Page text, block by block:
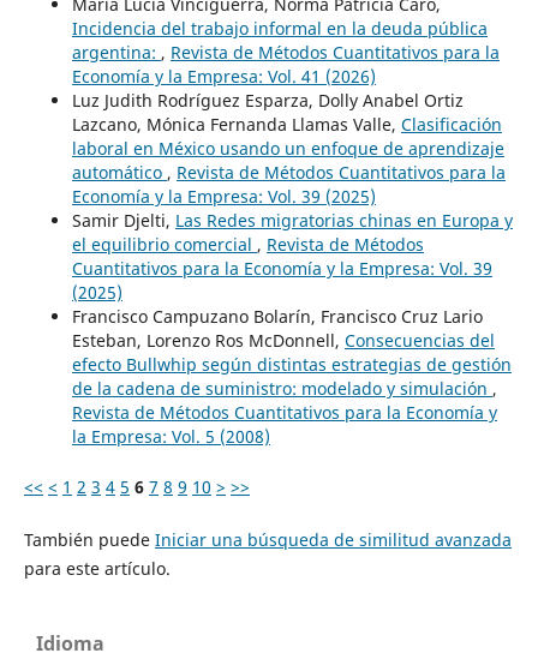
Incidencia del trabajo informal en la deuda pública
argentina: , Revista de Métodos Cuantitativos para la
Economía y la Empresa: Vol. 41 (2026)
Luz Judith Rodríguez Esparza, Dolly Anabel Ortiz
Lazcano, Mónica Fernanda Llamas Valle, Clasificación
laboral en México usando un enfoque de aprendizaje
automático , Revista de Métodos Cuantitativos para la
Economía y la Empresa: Vol. 39 (2025)
Samir Djelti, Las Redes migratorias chinas en Europa y
el equilibrio comercial , Revista de Métodos
Cuantitativos para la Economía y la Empresa: Vol. 39
(2025)
Francisco Campuzano Bolarín, Francisco Cruz Lario
Esteban, Lorenzo Ros McDonnell, Consecuencias del
efecto Bullwhip según distintas estrategias de gestión
de la cadena de suministro: modelado y simulación ,
Revista de Métodos Cuantitativos para la Economía y
la Empresa: Vol. 5 (2008)
<< < 1 2 3 4 5 6 7 8 9 10 > >>
También puede Iniciar una búsqueda de similitud avanzada
para este artículo.
Idioma